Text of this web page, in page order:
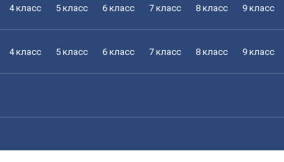
4 класс 5 класс 6 класс 7 класс 8 класс 9 класс
4 класс 5 класс 6 класс 7 класс 8 класс 9 класс